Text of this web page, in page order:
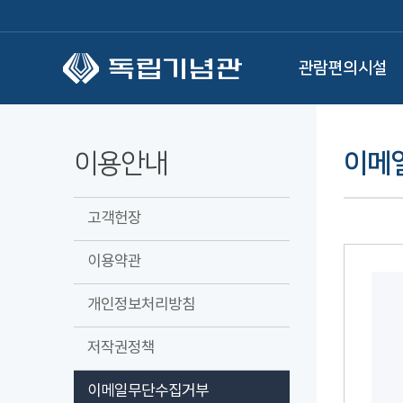
관람편의시설
이용안내
고객헌장
이용약관
개인정보처리방침
저작권정책
이메일무단수집거부
이메